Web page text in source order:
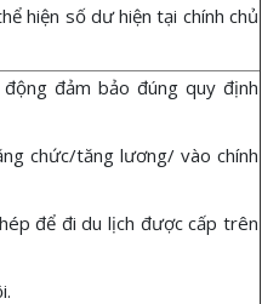
hiện số dư hiện tại chính chủ
đảm bảo đúng quy định
chức/tăng lương/ vào chính
để đi du lịch được cấp trên